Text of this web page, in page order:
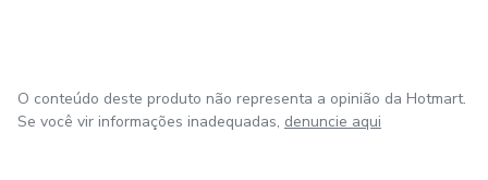
O conteúdo deste produto não representa a opinião da Hotmart.
Se você vir informações inadequadas, denuncie aqui